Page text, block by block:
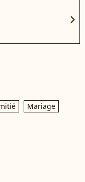
chevron_right
Mariage